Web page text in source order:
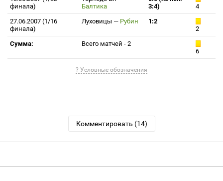
финала)
Балтика
3:4)
4
27.06.2007 (1/16
финала)
Луховицы — Рубин
1:2
2
Сумма:
Всего матчей - 2
6
? Условные обозначения
Комментировать (14)